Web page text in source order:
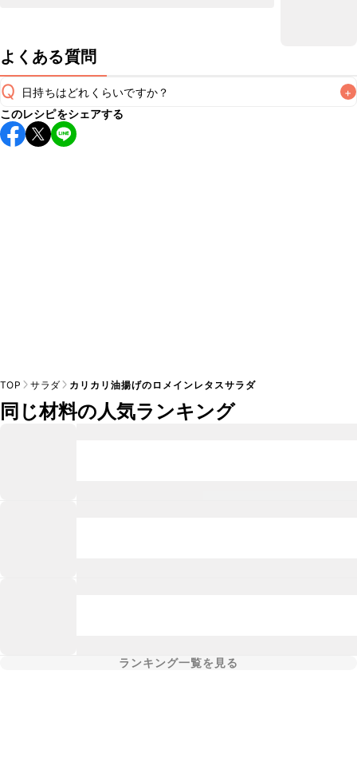
よくある質問
Q 日持ちはどれくらいですか？ +
保存期間は冷蔵で当日中が目安です。なるべくお早めにお召
し上がりください。
このレシピをシェアする
TOP サラダ カリカリ油揚げのロメインレタスサラダ
同じ材料の人気ランキング
ランキング一覧を見る